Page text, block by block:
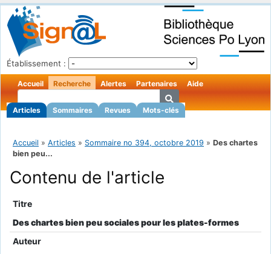
Établissement :
Accueil Recherche
Articles Sommaires Revues Mots-clés
Alertes Partenaires Aide
Accueil » Articles » Sommaire no 394, octobre 2019 » Des chartes
bien peu...
Contenu de l'article
Titre
Des chartes bien peu sociales pour les plates-formes
Auteur